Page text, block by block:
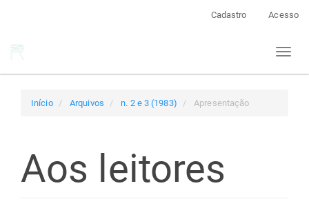
Cadastro Acesso
Toggle
Início Arquivos n. 2 e 3 (1983) Apresentação
Aos leitores